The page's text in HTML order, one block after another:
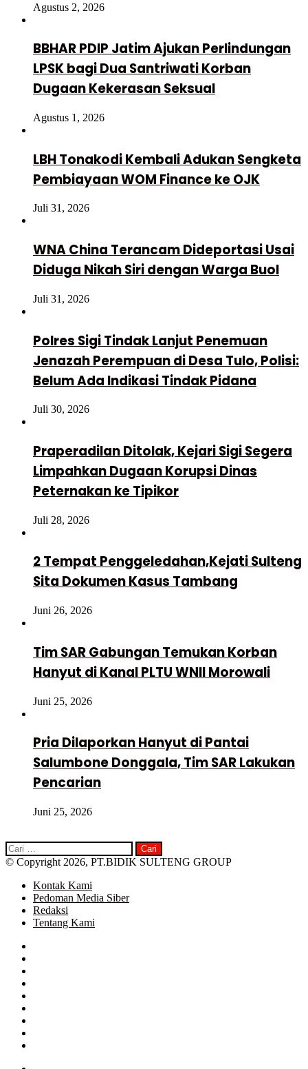
Agustus 2, 2026
BBHAR PDIP Jatim Ajukan Perlindungan
LPSK bagi Dua Santriwati Korban
Dugaan Kekerasan Seksual
Agustus 1, 2026
LBH Tonakodi Kembali Adukan Sengketa
Pembiayaan WOM Finance ke OJK
Juli 31, 2026
WNA China Terancam Dideportasi Usai
Diduga Nikah Siri dengan Warga Buol
Juli 31, 2026
Polres Sigi Tindak Lanjut Penemuan
Jenazah Perempuan di Desa Tulo, Polisi:
Belum Ada Indikasi Tindak Pidana
Juli 30, 2026
Praperadilan Ditolak, Kejari Sigi Segera
Limpahkan Dugaan Korupsi Dinas
Peternakan ke Tipikor
Juli 28, 2026
2 Tempat Penggeledahan,Kejati Sulteng
Sita Dokumen Kasus Tambang
Juni 26, 2026
Tim SAR Gabungan Temukan Korban
Hanyut di Kanal PLTU WNII Morowali
Juni 25, 2026
Pria Dilaporkan Hanyut di Pantai
Salumbone Donggala, Tim SAR Lakukan
Pencarian
Juni 25, 2026
Cari
untuk:
© Copyright 2026, PT.BIDIK SULTENG GROUP
Kontak Kami
Pedoman Media Siber
Redaksi
Tentang Kami